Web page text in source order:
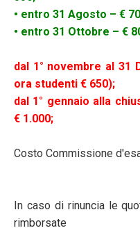
• entro 31 Agosto – €
• entro 31 Ottobre – €
dal 1° novembre al 31
ora studenti € 650);
dal 1° gennaio alla
€ 1.000;
Costo Commissione
In caso di rinuncia le
rimborsate